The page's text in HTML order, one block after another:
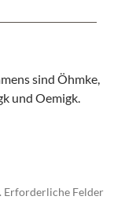
sind Öhmke,
und Oemigk.
Erforderliche Felder